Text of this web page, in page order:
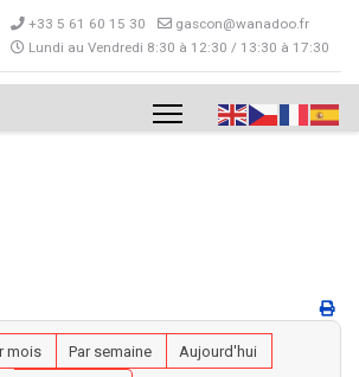
+33 5 61 60 15 30
gascon@wanadoo.fr
Lundi au Vendredi 8:30 à 12:30 / 13:30 à 17:30
mois Par semaine
Aujourd'hui